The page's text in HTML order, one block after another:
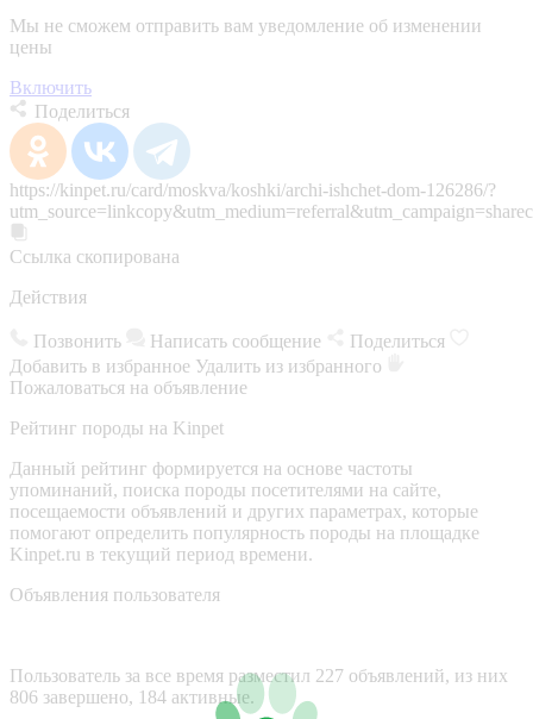
Мы не сможем отправить вам уведомление об изменении
цены
Включить
Поделиться
https://kinpet.ru/card/moskva/koshki/archi-ishchet-dom-126286/?
Ссылка скопирована
Действия
Позвонить Написать сообщение
Поделиться
Добавить в избранное Удалить из избранного
Пожаловаться на объявление
Рейтинг породы на Kinpet
Данный рейтинг формируется на основе частоты
упоминаний, поиска породы посетителями на сайте,
посещаемости объявлений и других параметрах, которые
помогают определить популярность породы на площадке
Kinpet.ru в текущий период времени.
Объявления пользователя
Пользователь за все время разместил 227 объявлений, из них
806 завершено, 184 активные.